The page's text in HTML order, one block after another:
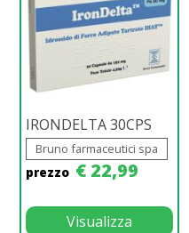
IRONDELTA 30CPS
Bruno farmaceutici spa
prezzo € 22,99
Visualizza